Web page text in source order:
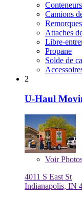
Camions
Attaches
Libre-
Propane
Solde de
2
U-Haul
Voir
4011 S East St
Indianapolis, IN